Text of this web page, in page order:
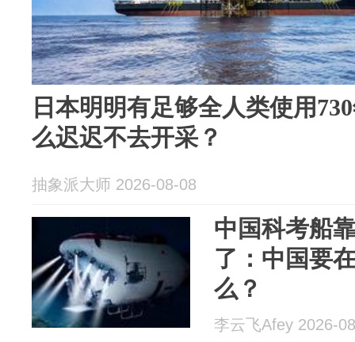
日本明明有足够全人类使用
么迟迟不去开采？
抽象派大师 2026-08-08
中国科考船
了：中国要
么？
李云飞Afey 2026-